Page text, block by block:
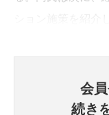
会
続き